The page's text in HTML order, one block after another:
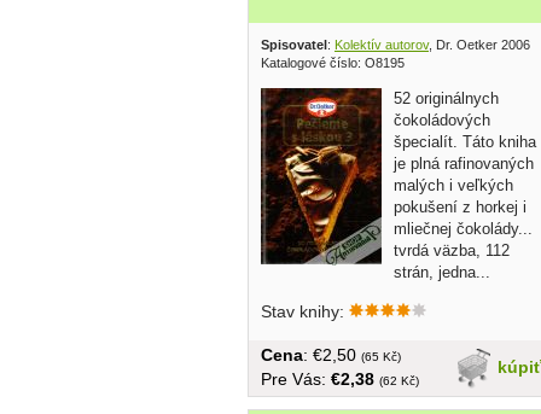
Spisovatel: Kolektív autorov, Dr. Oetker 2006
Katalogové číslo: O8195
52 originálnych
čokoládových
špecialít. Táto kniha
je plná rafinovaných
malých i veľkých
pokušení z horkej i
mliečnej čokolády...
tvrdá väzba, 112
strán, jedna...
Stav knihy:
kúpiť
Cena: €2,50 (65 Kč)
Pre Vás: €2,38 (62 Kč)